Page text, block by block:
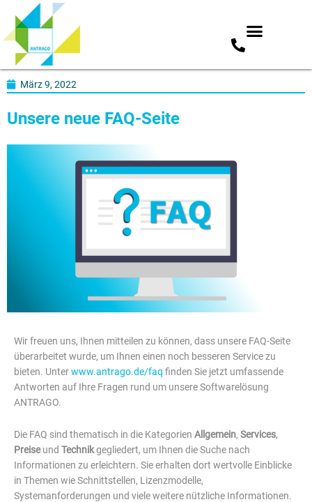
Zum
Inhalt
März 9, 2022
Unsere neue FAQ-Seite
Wir freuen uns, Ihnen mitteilen zu können, dass unsere FAQ-Seite
überarbeitet wurde, um Ihnen einen noch besseren Service zu
bieten. Unterwww.antrago.de/faq finden Sie jetzt umfassende
Antworten auf Ihre Fragen rund um unsere Softwarelösung
ANTRAGO.
Die FAQ sind thematisch in die Kategorien Allgemein, Services,
Preiseund Technikgegliedert, um Ihnen die Suche nach
Informationen zu erleichtern. Sie erhalten dort wertvolle Einblicke
in Themen wie Schnittstellen, Lizenzmodelle,
Systemanforderungen und viele weitere nützliche Informationen.